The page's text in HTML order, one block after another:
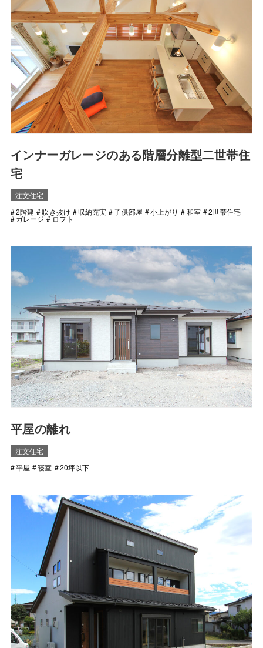
インナーガレージのある階層分離型二世帯住
宅
注文住宅
2階建
吹き抜け 収納充実 子供部屋 小上がり 和室 2世帯住宅
ガレージ ロフト
平屋の離れ
注文住宅
平屋
寝室 20坪以下